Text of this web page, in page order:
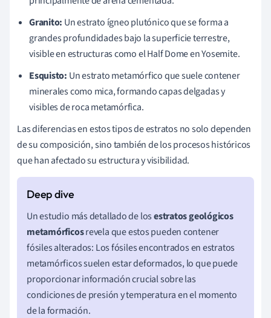
Granito: Un estrato ígneo plutónico que se forma a
grandes profundidades bajo la superficie terrestre,
visible en estructuras como el Half Dome en Yosemite.
Esquisto: Un estrato metamórfico que suele contener
minerales como mica, formando capas delgadas y
visibles de roca metamórfica.
Las diferencias en estos tipos de estratos no solo dependen
de su composición, sino también de los procesos históricos
que han afectado su estructura y visibilidad.
Un estudio más detallado de losestratos geológicos
metamórficosrevela que estos pueden contener
fósiles alterados: Los fósiles encontrados en estratos
metamórficos suelen estar deformados, lo que puede
proporcionar información crucial sobre las
condiciones de presión y temperatura en el momento
de la formación.